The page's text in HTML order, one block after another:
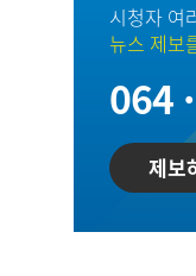
시청자 여
뉴스 제보
064
제보